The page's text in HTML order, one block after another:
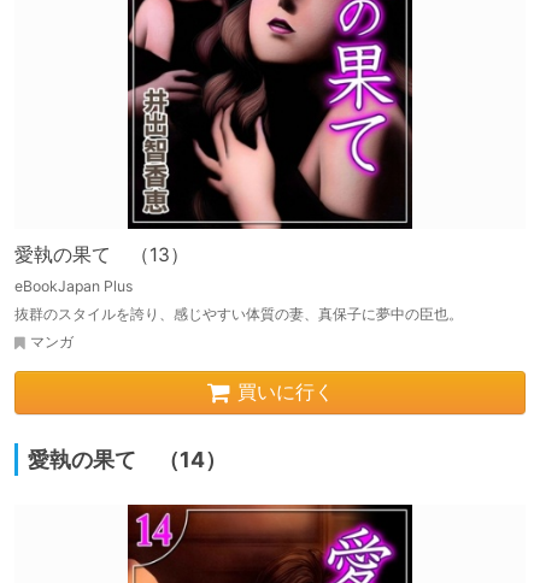
愛執の果て （13）
eBookJapan Plus
抜群のスタイルを誇り、感じやすい体質の妻、真保子に夢中の臣也。
マンガ
買いに行く
愛執の果て （14）